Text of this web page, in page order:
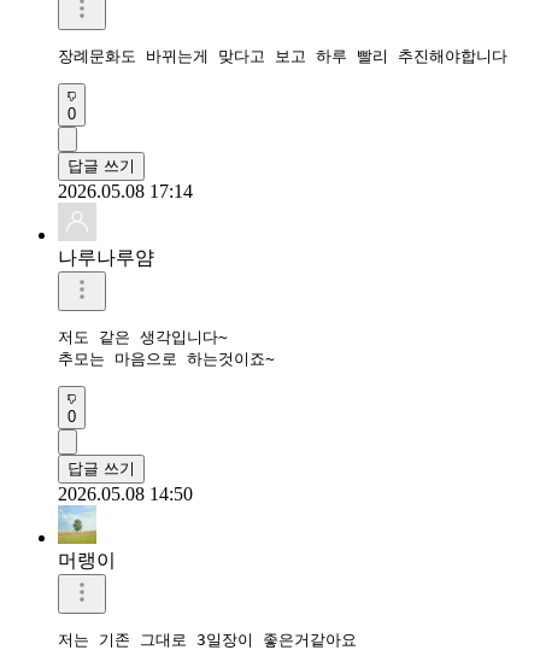
장례문화도 바뀌는게 맞다고 보고 하루 빨리 추진해야합니다
0
답글 쓰기
2026.05.08 17:14
나루나루얌
저도 같은 생각입니다~
추모는 마음으로 하는것이죠~
0
답글 쓰기
2026.05.08 14:50
머랭이
저는 기존 그대로 3일장이 좋은거같아요